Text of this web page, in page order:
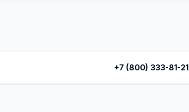
+7 (800) 333-81-21